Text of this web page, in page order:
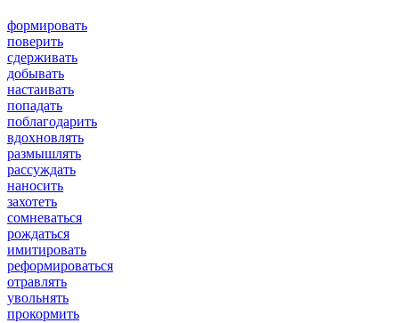
формировать
поверить
сдерживать
добывать
настаивать
попадать
поблагодарить
вдохновлять
размышлять
рассуждать
наносить
захотеть
сомневаться
рождаться
имитировать
реформироваться
отравлять
увольнять
прокормить